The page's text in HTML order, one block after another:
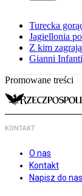
Turecka
Jagiellonia
Z kim
Gianni
Promowane treści
KONTAKT
O nas
Kontakt
Napisz do nas